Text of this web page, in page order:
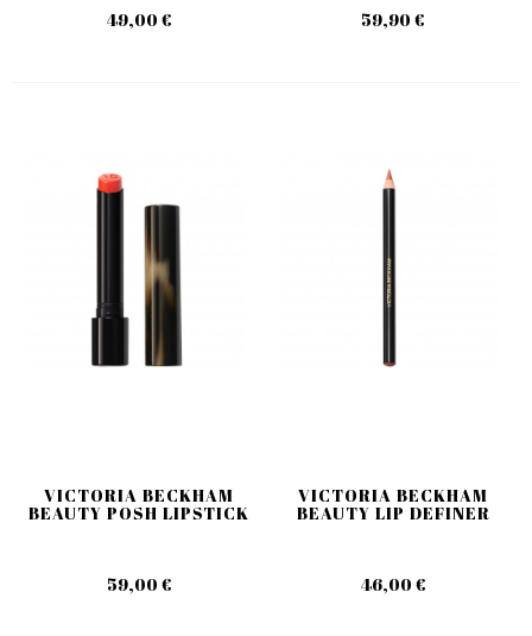
49,00 € 59,90 €
VICTORIA BECKHAM
BEAUTY POSH LIPSTICK
59,00 €
VICTORIA BECKHAM
BEAUTY LIP DEFINER
46,00 €